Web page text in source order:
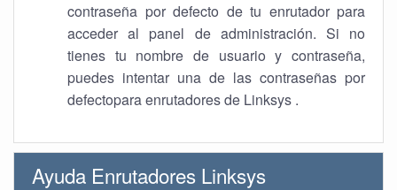
contraseña por defecto de tu enrutador para
acceder al panel de administración. Si no
tienes tu nombre de usuario y contraseña,
puedes intentar una de las contraseñas por
defectopara enrutadores de Linksys .
Ayuda Enrutadores Linksys